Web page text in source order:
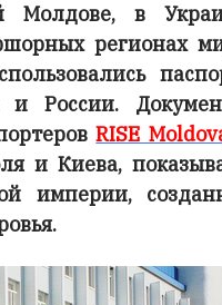
Молдове, в
регионах
России.
RISE
и Киева,
империи,